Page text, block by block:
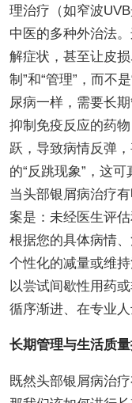
理治疗（如窄波
中医的多种外治法
解症状，甚至让皮
制”和“管理”，而不
尿病一样，需要长
抑制免疫反应的药
跃，导致病情反弹
的“反跳现象”，这可
当头部银屑病治疗
案是：未经医生评
根据您的具体病情
个性化的减量或维
以尝试间歇性用药
循序渐进、在专业
长期管理与生活质
既然头部银屑病治